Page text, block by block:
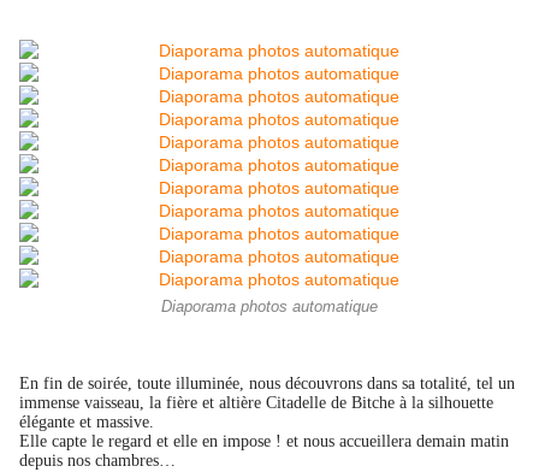
Diaporama photos automatique
En fin de soirée, toute illuminée, nous découvrons dans sa totalité, tel un
immense vaisseau, la fière et altière Citadelle de Bitche à la silhouette
élégante et massive.
Elle capte le regard et elle en impose ! et nous accueillera demain matin
depuis nos chambres…